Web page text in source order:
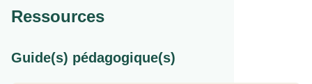
Ressources
Guide(s) pédagogique(s)